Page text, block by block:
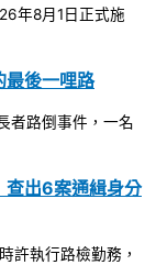
年8月1日正式施
後一哩路
者路倒事件，一名
出6案通緝身分
許執行路檢勤務，